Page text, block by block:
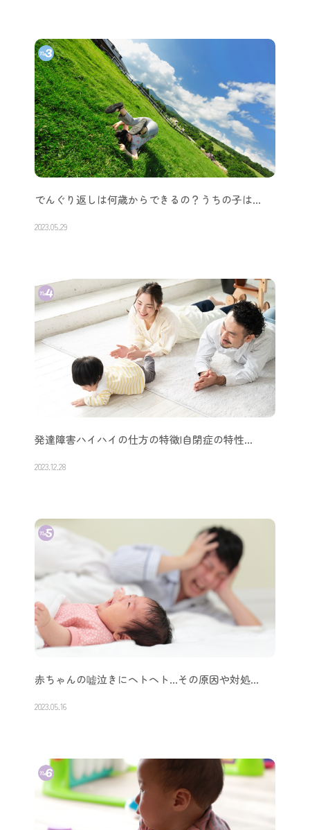
でんぐり返しは何歳からできるの？うちの子は…
2023.05.29
発達障害ハイハイの仕方の特徴|自閉症の特性…
2023.12.28
赤ちゃんの嘘泣きにヘトヘト…その原因や対処…
2023.05.16